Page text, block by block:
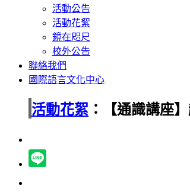
活動公告
活動花絮
鏡在咫尺
校外公告
聯絡我們
國際語言文化中心
活動花絮 ：【通識講座